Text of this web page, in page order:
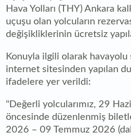
Hava Yolları (THY) Ankara
uçuşu olan yolcuların
değişikliklerinin ücretsiz
Konuyla ilgili olarak
internet sitesinden yapılan
ifadelere yer verildi:
"Değerli yolcularımız, 29
öncesinde düzenlenmiş
2026 – 09 Temmuz 2026